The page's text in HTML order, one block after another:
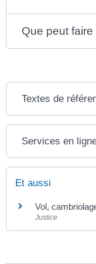
Que peut
Textes de
Services en
Et aussi
Vol,
Justice